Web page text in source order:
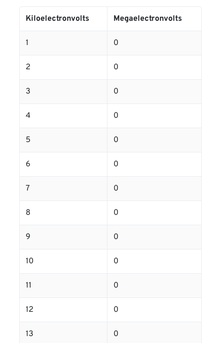
Kiloelectronvolts Megaelectronvolts
1 0
2 0
3 0
4 0
5 0
6 0
7 0
8 0
9 0
10 0
11 0
12 0
13 0